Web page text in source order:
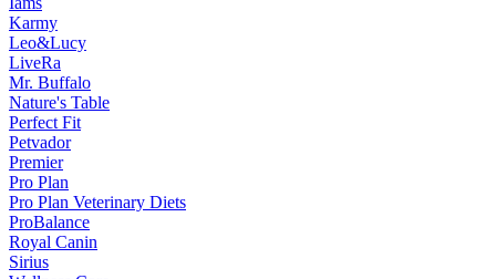
Karmy
Leo&Lucy
LiveRa
Mr. Buffalo
Nature's Table
Perfect Fit
Petvador
Premier
Pro Plan
Pro Plan Veterinary Diets
ProBalance
Royal Canin
Sirius